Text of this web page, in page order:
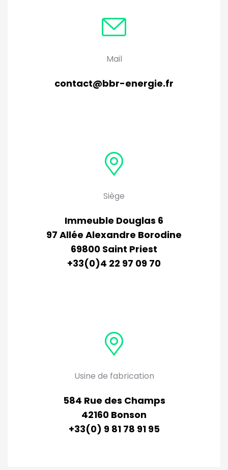
Mail
contact@bbr-energie.fr
Siège
Immeuble Douglas 6
97 Allée Alexandre Borodine
69800 Saint Priest
+33(0)4 22 97 09 70
Usine de fabrication
584 Rue des Champs
42160 Bonson
+33(0) 9 81 78 91 95